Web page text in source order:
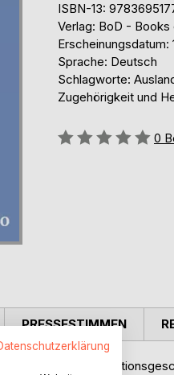
ISBN-13:
Verlag: BoD - Books
Erscheinungsdatum:
Sprache: Deutsch
Schlagworte:
Zugehörigkeit und
Bewertung::
0
ihrer eigenen
PRESSESTIMMEN